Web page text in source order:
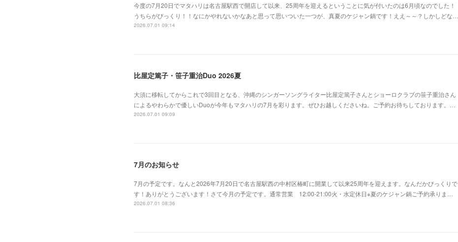
今度の7月20日でマタハリは名古屋駅西で開店して以来、25周年を迎えるということに気が付いたのは6月頃なのでした！
うちらがびっくり！！なにかやれないかなあと思って思いついた一つが、真夏のケジャン鍋です！ええ～～？しかしどな…
2026.07.01 09:14
比屋定篤子・笹子重治Duo 2026夏
大須に移転してからこれで3回目となる、沖縄のシンガーソングライター比屋定篤子さんとショーロクラブの笹子重治さん
によるやわらかで優しいDuoが今年もマタハリの7月を彩ります。ぜひお越しくださいね。ご予約お待ちしております。…
2026.07.01 09:09
7月のお知らせ
7月の予定です。なんと2026年7月20日で名古屋駅西の中村区椿町に開業して以来25周年を迎えます。なんだかびっくりで
す！ありがとうございます！さて今月の予定です。通常営業 12:00-21:00火・水定休日※夏のケジャン鍋ご予約承りま…
2026.07.01 08:36